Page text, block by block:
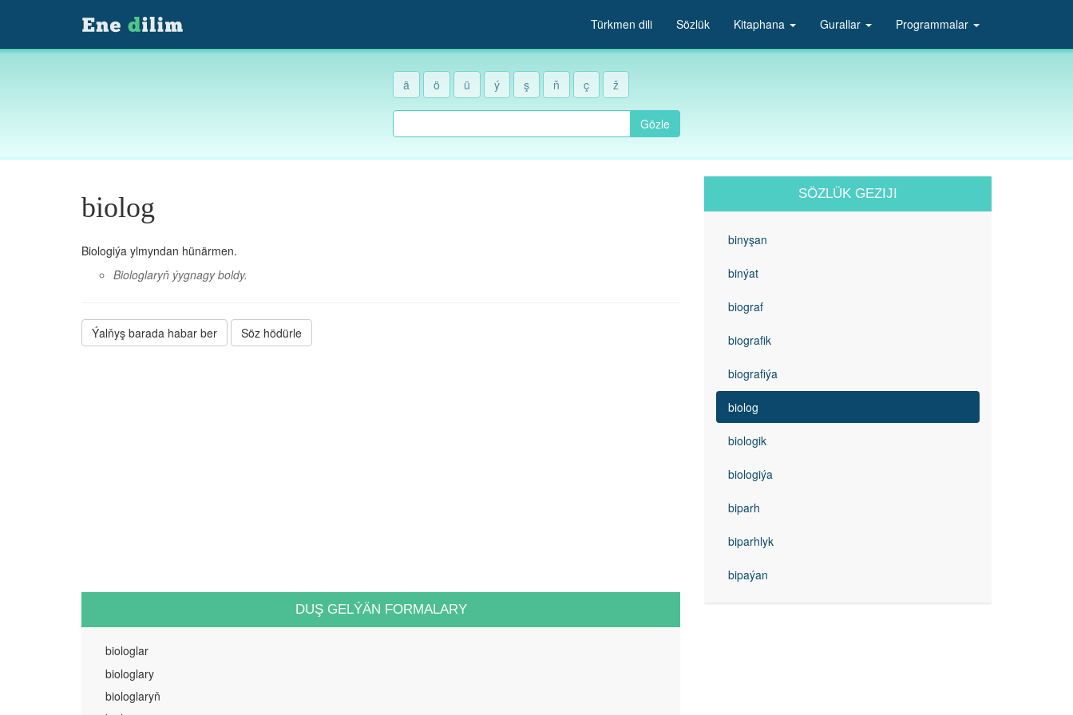
Türkmen dili Sözlük Kitaphana Gurallar Programmalar
ä ö ü ý ş ň ç ž
Gözle
biolog
Biologiýa ylmyndan hünärmen.
Biologlaryň ýygnagy boldy.
Ýalňyş barada habar ber Söz hödürle
DUŞ GELÝÄN FORMALARY
biologlar
biologlary
biologlaryň
SÖZLÜK GEZIJI
binyşan
binýat
biograf
biografik
biografiýa
biolog
biologik
biologiýa
biparh
biparhlyk
bipaýan